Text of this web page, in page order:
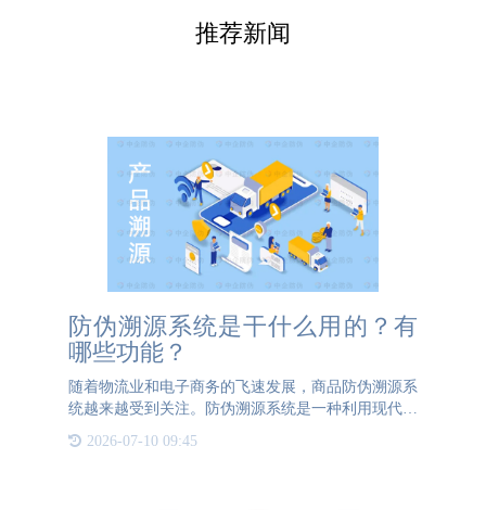
推荐新闻
防伪溯源系统是干什么用的？有
哪些功能？
随着物流业和电子商务的飞速发展，商品防伪溯源系
统越来越受到关注。防伪溯源系统是一种利用现代科
助消费者判断商品是否真实、安全、合法，并保护品
2026-07-10 09:45